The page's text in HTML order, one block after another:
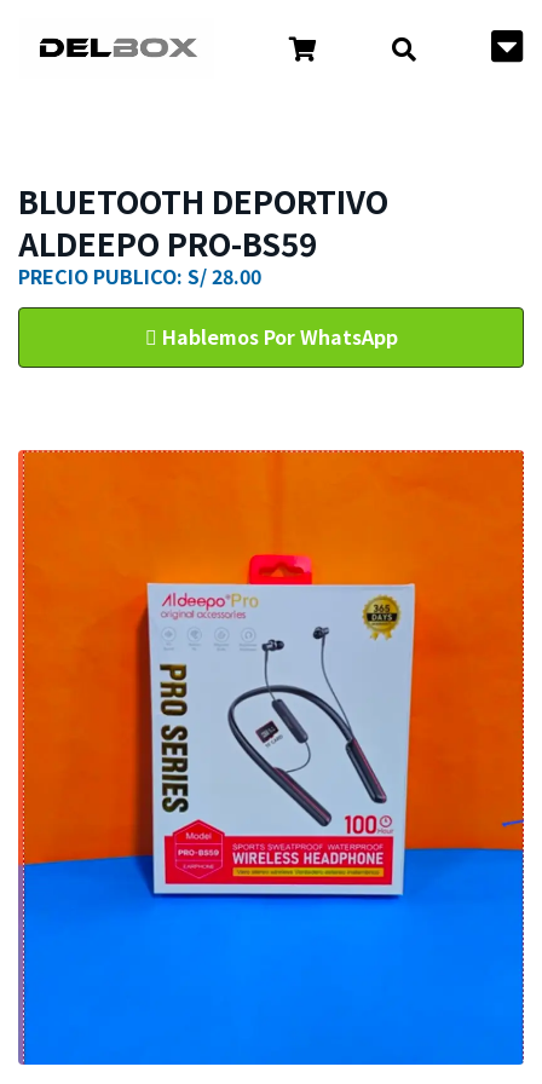
BLUETOOTH DEPORTIVO
ALDEEPO PRO-BS59
PRECIO PUBLICO: S/ 28.00
Hablemos Por WhatsApp